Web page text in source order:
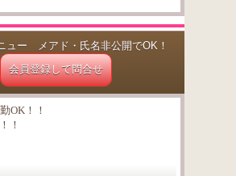
ュー メアド・氏名非公開でOK！
会員登録して問合せ
OK！！
！